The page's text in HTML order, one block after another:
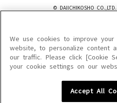
© DAIICHIKOSHO
このサイトに掲載されている一切の文章・画
を問わず、著作権法の定める範囲を超えて無
を禁じます。
楽曲及びコンテンツは、機種によりご利用い
楽曲及びコンテンツの配信日、配信内容が変
We use cookies to improve your
website, to personalize content
our traffic. Please click [Cookie
your cookie settings on our
Accept All